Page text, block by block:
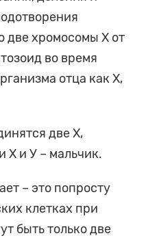
две хромосомы Х от
во время
отца как Х,
две Х,
Х и У – мальчик.
– это попросту
клетках при
быть только две